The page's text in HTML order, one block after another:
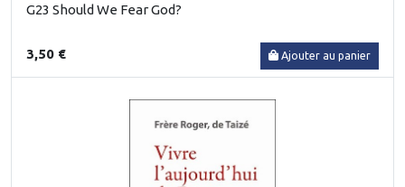
G23 Should We Fear God?
3,50 € Ajouter au panier